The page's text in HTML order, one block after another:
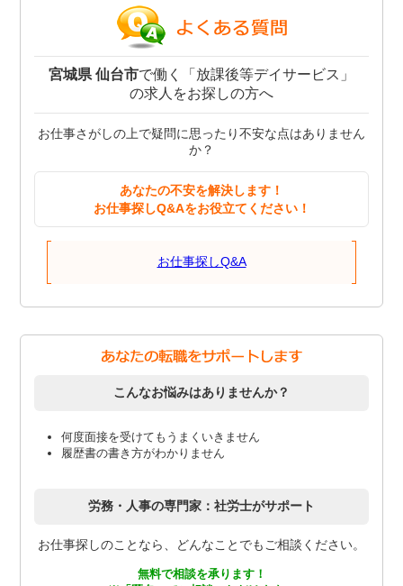
宮城県 仙台市で働く「放課後等デイサービス」
の求人をお探しの方へ
お仕事さがしの上で疑問に思ったり不安な点はありません
か？
あなたの不安を解決します！
お仕事探しQ&Aをお役立てください！
お仕事探しQ&A
こんなお悩みはありませんか？
何度面接を受けてもうまくいきません
履歴書の書き方がわかりません
労務・人事の専門家：社労士がサポート
お仕事探しのことなら、どんなことでもご相談ください。
無料で相談を承ります！